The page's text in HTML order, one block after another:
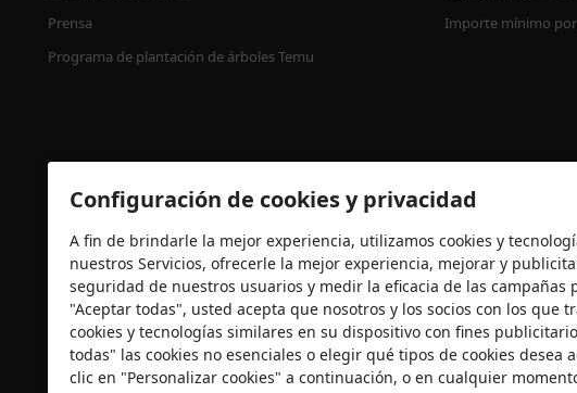
Prensa
Programa de plantación de árboles Temu
Importe mínimo
Certificación de seguridad
Configuración de cookies y privacidad
A fin de brindarle la mejor experiencia, utilizamos cookies y
nuestros Servicios, ofrecerle la mejor experiencia, mejorar y
seguridad de nuestros usuarios y medir la eficacia de las campañas
"Aceptar todas", usted acepta que nosotros y los socios con los que
cookies y tecnologías similares en su dispositivo con fines
todas" las cookies no esenciales o elegir qué tipos de cookies desea
clic en "Personalizar cookies" a continuación, o en cualquier